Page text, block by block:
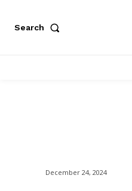
Search
December 24, 2024